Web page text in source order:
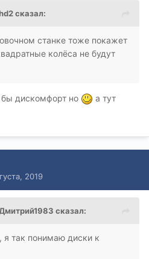
сказал:
станке тоже покажет
колёса не будут
дискомфорт но
а тут
2019
сказал:
я так понимаю диски к